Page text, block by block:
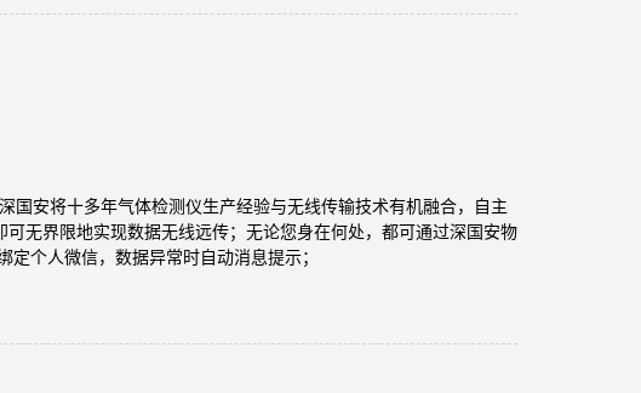
安将十多年气体检测仪生产经验与无线传输技术有机融合，自主
无界限地实现数据无线远传；无论您身在何处，都可通过深国安物
个人微信，数据异常时自动消息提示；